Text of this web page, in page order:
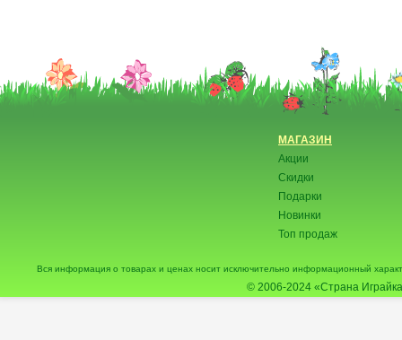
МАГАЗИН
Акции
Скидки
Подарки
Новинки
Топ продаж
Вся информация о товарах и ценах носит исключительно информационный
© 2006-2024 «Страна